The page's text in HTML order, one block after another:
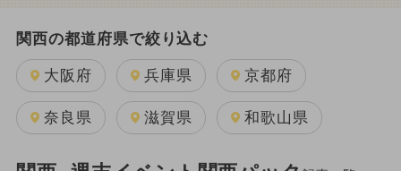
関西の都道府県で絞り込む
大阪府 兵庫県 京都府
奈良県 滋賀県 和歌山県